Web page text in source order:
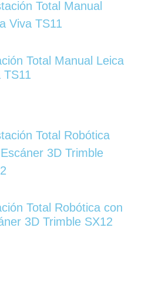
Total Manual Leica
TS11
Total Robótica con
3D Trimble SX12